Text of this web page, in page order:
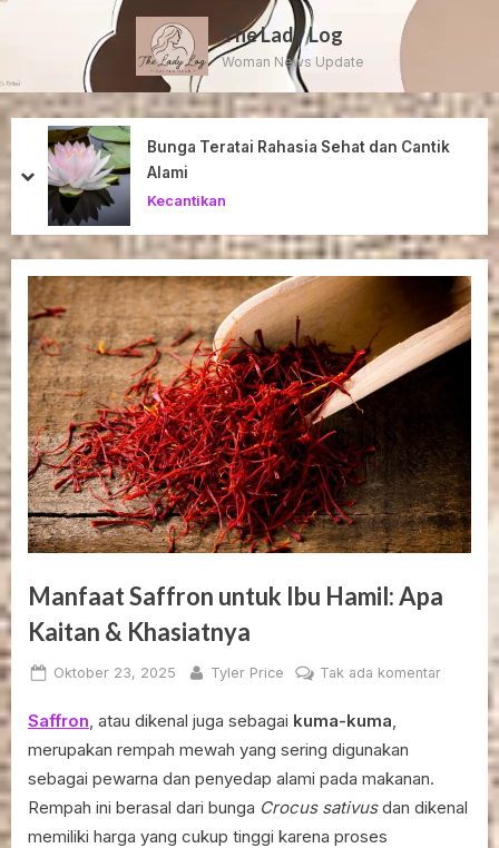
The Lady Log
Woman News Update
Bunga Teratai Rahasia Sehat dan Cantik
Alami
Kecantikan
prev
next
Manfaat Saffron untuk Ibu Hamil: Apa
Kaitan & Khasiatnya
Posted
Oktober 23, 2025 By
Tyler Price Tak ada komentarpada
Manfaat
Saffron
Apa
Saffron, atau dikenal juga sebagai kuma-kuma,
merupakan rempah mewah yang sering digunakan
sebagai pewarna dan penyedap alami pada makanan.
Rempah ini berasal dari bunga Crocus sativusdan dikenal
memiliki harga yang cukup tinggi karena proses